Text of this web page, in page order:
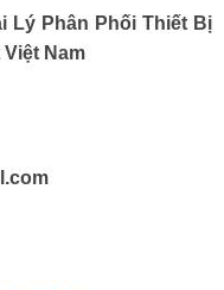
Lý Phân Phối Thiết Bị
Nam